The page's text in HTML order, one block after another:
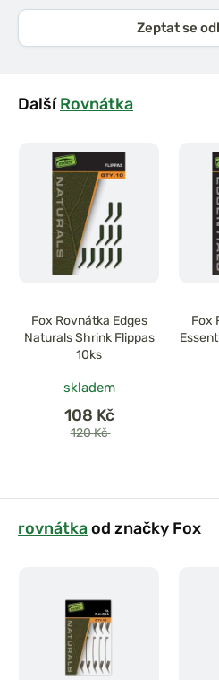
Zeptat se
DalšíRovnátka
Fox Rovnátka Edges
Naturals Shrink Flippas
10ks
skladem
108 Kč
120 Kč
Fox
rovnátkaod značky Fox